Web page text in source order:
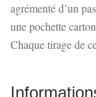
agrémenté d’un
une pochette
Chaque tirage de